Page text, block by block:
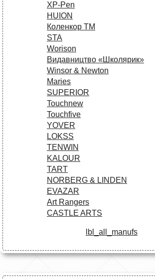
XP-Pen
HUION
Коленкор ТМ
STA
Worison
Видавництво «Школярик»
Winsor & Newton
Maries
SUPERIOR
Touchnew
Touchfive
YOVER
LOKSS
TENWIN
KALOUR
TART
NORBERG & LINDEN
EVAZAR
Art Rangers
CASTLE ARTS
lbl_all_manufs